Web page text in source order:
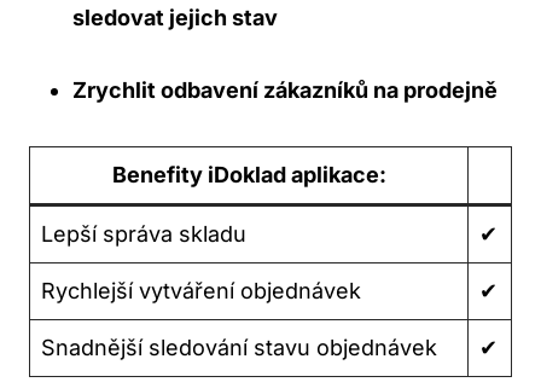
sledovat jejich stav
Zrychlit odbavení zákazníků na prodejně
Benefity iDoklad aplikace:
Lepší správa skladu ✔
Rychlejší vytváření objednávek ✔
Snadnější sledování stavu objednávek ✔